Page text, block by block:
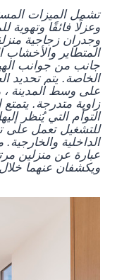
تشمل الميزات
وعزلًا فائقًا وتهوية
وجدران زجاجية
المتطاير
جانب من جوانب
الخاصة. يتم تحديد
على وسط المدينة ،
زاوية متدرجة.
التوأم التي يُنظر
للتشغيل تعمل على
عبارة عن منزلين
ويكشفان عنهما